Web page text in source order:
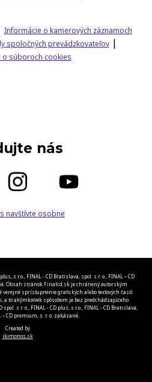
Informácie o kamerových záznamoch
spoločných prevádzkovateľov|
o súboroch cookies
nás
navštívte osobne
s.r.o., FINAL - CD Bratislava, spol. s r. o., FINAL – CD
Obsah stránok Finalcd.sk je chránený autorským
verejné sprístupnenie grafických alebo textových častí
a to akýmkoľvek spôsobom je bez predchádzajúceho
s r. o., FINAL - CD plus, s.r.o., FINAL - CD Bratislava,
– CD premium, s. r. o. zakázané.
Created by
ikimonos.sk